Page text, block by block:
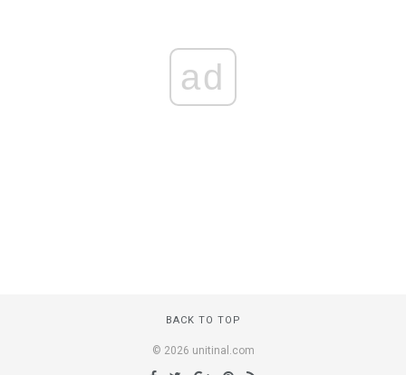
ad
BACK TO TOP
© 2026 unitinal.com